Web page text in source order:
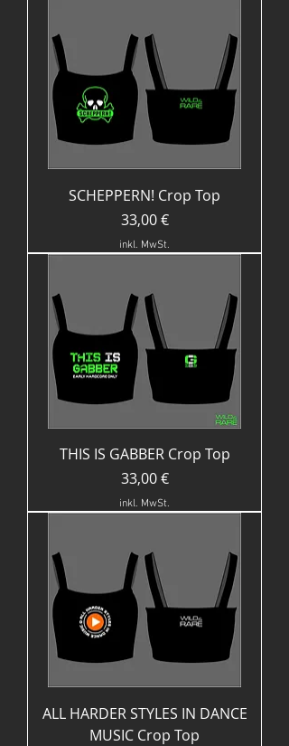
SCHEPPERN! Crop Top
Preis
33,00 €
inkl. MwSt.
THIS IS GABBER Crop Top
Preis
33,00 €
inkl. MwSt.
ALL HARDER STYLES IN DANCE
MUSIC Crop Top